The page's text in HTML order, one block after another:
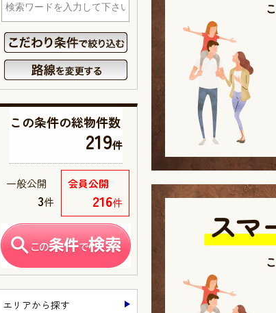
この条件の総物件数
219件
会員公開
216件
一般公開
3件
エリアから探す